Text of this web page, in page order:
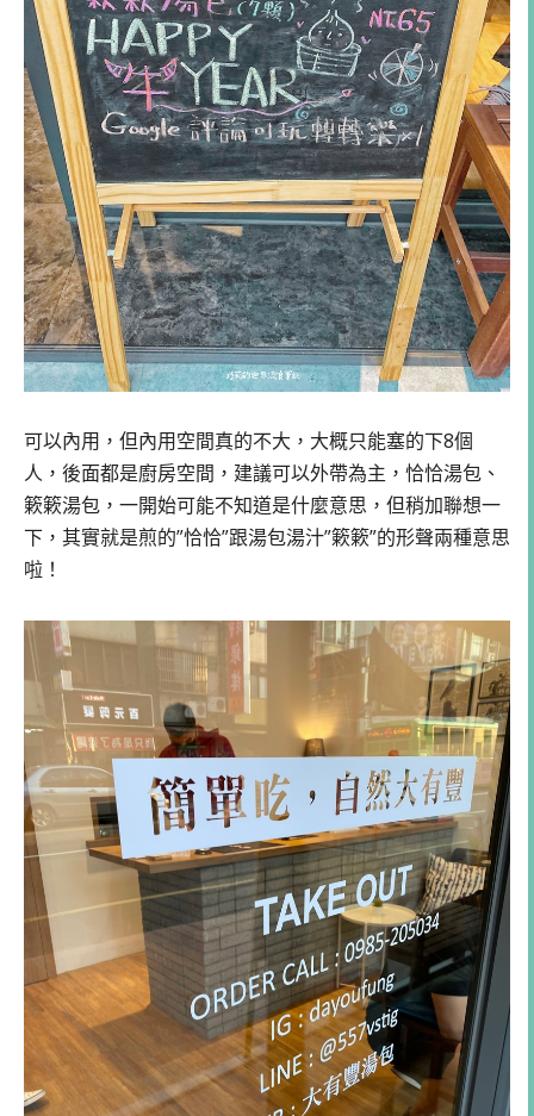
可以內用，但內用空間真的不大，大概只能塞的下8個
人，後面都是廚房空間，建議可以外帶為主，恰恰湯包、
簌簌湯包，一開始可能不知道是什麼意思，但稍加聯想一
下，其實就是煎的”恰恰”跟湯包湯汁”簌簌”的形聲兩種意思
啦！